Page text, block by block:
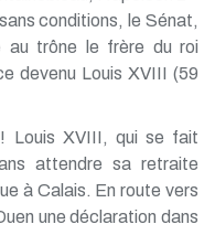
conditions, le Sénat,
au trône le frère du roi
devenu Louis XVIII (59
Louis XVIII, qui se fait
attendre sa retraite
à Calais. En route vers
une déclaration dans